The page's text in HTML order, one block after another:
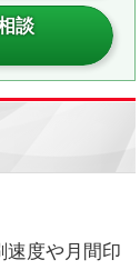
談
速度や月間印